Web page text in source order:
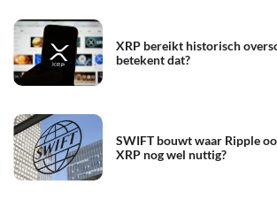
XRP bereikt historisch
betekent dat?
SWIFT bouwt waar Ripple
XRP nog wel nuttig?